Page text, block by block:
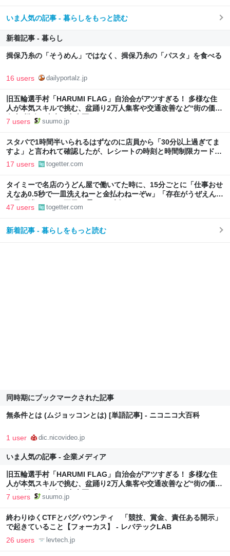
いま人気の記事 - 暮らしをもっと読む
新着記事 - 暮らし
揖保乃糸の「そうめん」ではなく、揖保乃糸の「パスタ」を食べる
16 users dailyportalz.jp
旧五輪選手村「HARUMI FLAG」自治会がアツすぎる！ 多様な住
人が本気スキルで挑む、盆踊り2万人集客や交通改善など“街の価値
向上”戦略 東京・中央区
7 users suumo.jp
スタバで1時間半いられるはずなのに店員から「30分以上過ぎてま
すよ」と言われて確認したが、レシートの時刻と時間制限カードの
時刻の差が13秒しかない→その後13秒で退店することに
17 users togetter.com
タイミーで名店のうどん屋で働いてた時に、15分ごとに「仕事おせ
えなあ0.5秒で一皿洗えねーと金払わねーぞw」「存在がうぜえんだ
よ早く消えろ」と耳元で囁かれた話
47 users togetter.com
新着記事 - 暮らしをもっと読む
同時期にブックマークされた記事
無条件とは (ムジョッコンとは) [単語記事] - ニコニコ大百科
1 user dic.nicovideo.jp
いま人気の記事 - 企業メディア
旧五輪選手村「HARUMI FLAG」自治会がアツすぎる！ 多様な住
人が本気スキルで挑む、盆踊り2万人集客や交通改善など“街の価値
向上”戦略 東京・中央区
7 users suumo.jp
終わりゆくCTFとバグバウンティ 「競技、賞金、責任ある開示」
で起きていること【フォーカス】 - レバテックLAB
26 users levtech.jp